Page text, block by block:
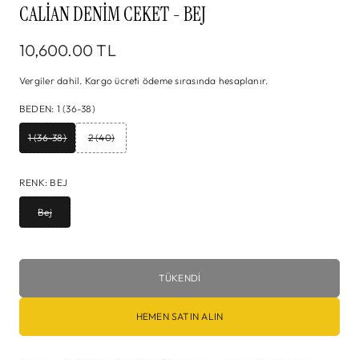
CALIAN DENIM CEKET - BEJ
10,600.00 TL
Vergiler dahil. Kargo ücreti ödeme sırasında hesaplanır.
BEDEN: 1 (36-38)
1 (36-38) 2 (40)
RENK: BEJ
Bej
TÜKENDI
HEMEN SATIN ALIN